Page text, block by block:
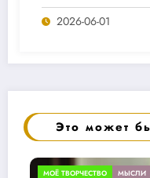
2026-06-01
Это может